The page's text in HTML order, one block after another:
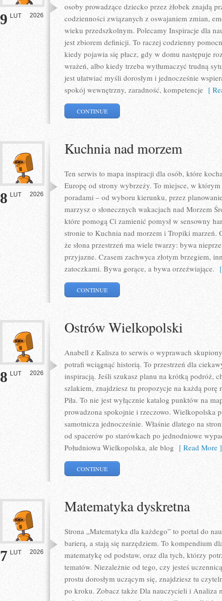
9 LUT 2026
osoby prowadzące dziecko przez żłobek znajdą
codzienności związanych z oswajaniem zmian,
wieku przedszkolnym. Polecamy Inspiracje dla
jest zbiorem definicji. To raczej codzienny
kiedy pojawia się płacz, gdy w domu następuje
wrażeń, albo kiedy trzeba wytłumaczyć trudną
jest ułatwiać myśli dorosłym i jednocześnie
spokój wewnętrzny, zaradność, kompetencje [
CONTINUE
8 LUT 2026
Kuchnia nad morzem
Ten serwis to mapa inspiracji dla osób, które
Europę od strony wybrzeży. To miejsce, w
poradami – od wyboru kierunku, przez
marzysz o słonecznych wakacjach nad Morzem
które pomogą Ci zamienić pomysł w sensowny
stronie to Kuchnia nad morzem i Tropiki marzeń.
że słona przestrzeń ma wiele twarzy: bywa
przyjazne. Czasem zachwyca złotym brzegiem,
zatoczkami. Bywa gorące, a bywa orzeźwiające.
CONTINUE
8 LUT 2026
Ostrów Wielkopolski
Anabell z Kalisza to serwis o wyprawach
potrafi wciągnąć historią. To przestrzeń dla
inspiracją. Jeśli szukasz planu na krótką podróż,
szlakiem, znajdziesz tu propozycje na każdą porę
Piła. To nie jest wyłącznie katalog punktów na
prowadzona spokojnie i rzeczowo. Wielkopolska
samotnicza jednocześnie. Właśnie dlatego na
od spacerów po starówkach po jednodniowe
Południowa Wielkopolska, ale blog [ Read More ]
CONTINUE
7 LUT 2026
Matematyka dyskretna
Strona „Matematyka dla każdego” to portal do
barierą, a stają się narzędziem. To kompendium
matematykę od podstaw, oraz dla tych, którzy
tematów. Niezależnie od tego, czy jesteś
prostu dorosłym uczącym się, znajdziesz tu
po kroku. Zobacz także Dla nauczycieli i Analiza